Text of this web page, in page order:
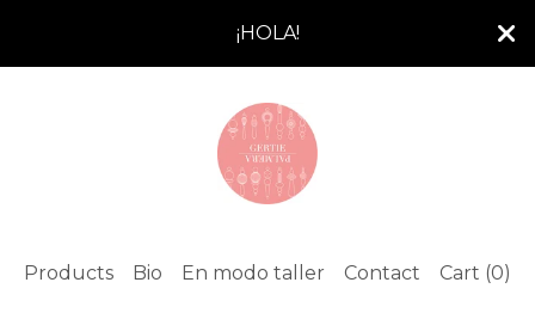
¡HOLA!
Products Bio En modo taller Contact Cart (0)